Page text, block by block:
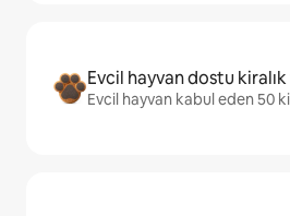
Evcil hayvan dostu
Evcil hayvan kabul eden 50